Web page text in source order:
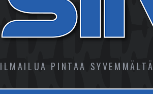
ILMAILUA PINTAA